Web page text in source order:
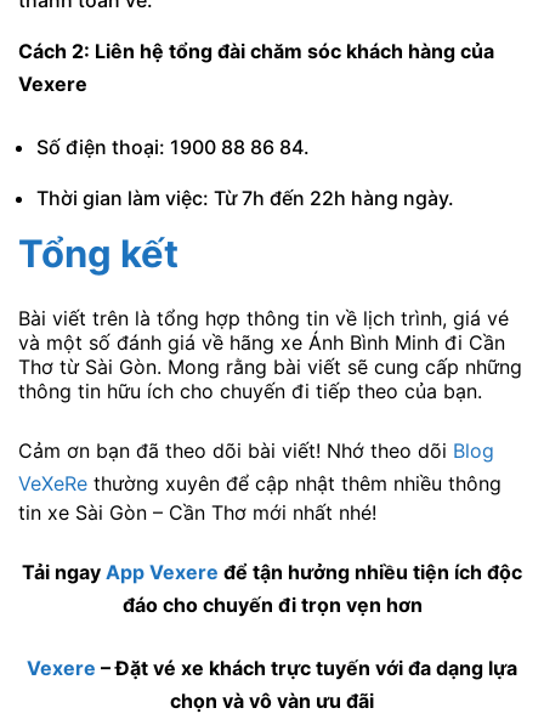
Cách 2: Liên hệ tổng đài chăm sóc khách hàng của
Vexere
Số điện thoại: 1900 88 86 84.
Thời gian làm việc: Từ 7h đến 22h hàng ngày.
Tổng kết
Bài viết trên là tổng hợp thông tin về lịch trình, giá vé
và một số đánh giá về hãng xe Ánh Bình Minh đi Cần
Thơ từ Sài Gòn. Mong rằng bài viết sẽ cung cấp những
thông tin hữu ích cho chuyến đi tiếp theo của bạn.
Cảm ơn bạn đã theo dõi bài viết! Nhớ theo dõi Blog
VeXeRe thường xuyên để cập nhật thêm nhiều thông
tin xe Sài Gòn – Cần Thơ mới nhất nhé!
Tải ngay App Vexere để tận hưởng nhiều tiện ích độc
đáo cho chuyến đi trọn vẹn hơn
Vexere – Đặt vé xe khách trực tuyến với đa dạng lựa
chọn và vô vàn ưu đãi